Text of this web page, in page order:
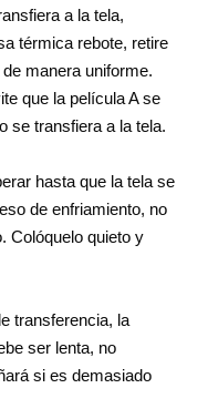
a la tela,
térmica rebote, retire
manera uniforme.
que la película A se
se transfiera a la tela.
hasta que la tela se
de enfriamiento, no
Colóquelo quieto y
transferencia, la
ser lenta, no
si es demasiado